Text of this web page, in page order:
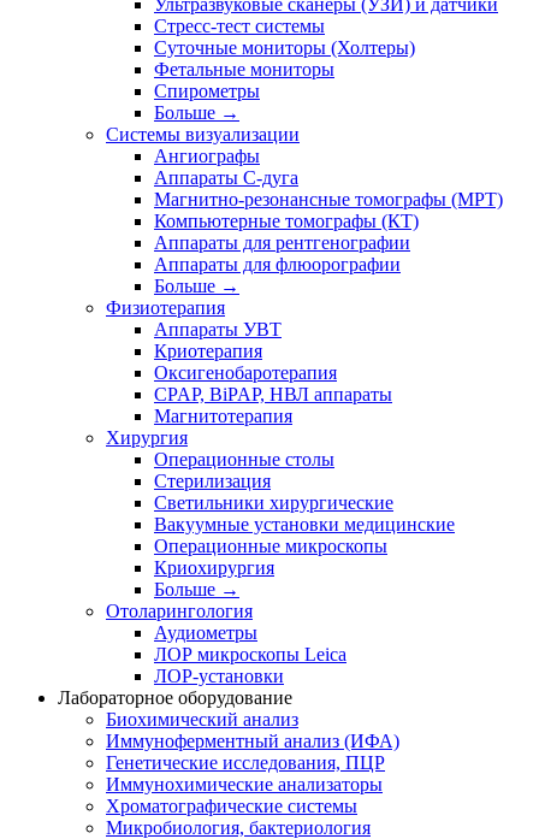
Ультразвуковые сканеры (УЗИ) и датчики
Стресс-тест системы
Суточные мониторы (Холтеры)
Фетальные мониторы
Спирометры
Больше →
Системы визуализации
Ангиографы
Аппараты C-дуга
Магнитно-резонансные томографы (МРТ)
Компьютерные томографы (КТ)
Аппараты для рентгенографии
Аппараты для флюорографии
Больше →
Физиотерапия
Аппараты УВТ
Криотерапия
Оксигенобаротерапия
CPAP, BiPAP, НВЛ аппараты
Магнитотерапия
Хирургия
Операционные столы
Стерилизация
Светильники хирургические
Вакуумные установки медицинские
Операционные микроскопы
Криохирургия
Больше →
Отоларингология
Аудиометры
ЛОР микроскопы Leica
ЛОР-установки
Лабораторное оборудование
Биохимический анализ
Иммуноферментный анализ (ИФА)
Генетические исследования, ПЦР
Иммунохимические анализаторы
Хроматографические системы
Микробиология, бактериология